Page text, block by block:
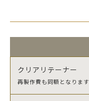
クリアリテーナー
再製作費も同額となります